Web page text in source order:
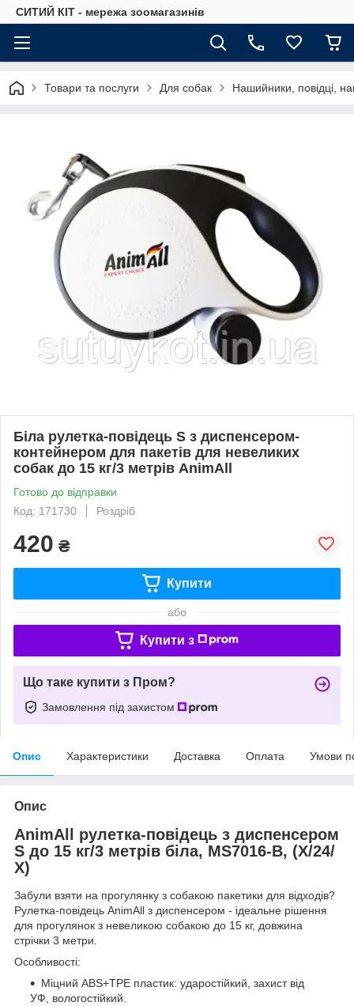
СИТИЙ КІТ - мережа зоомагазинів
Товари та послуги Для собак Нашийники, повідці,
Біла рулетка-повідець S з диспенсером-
контейнером для пакетів для невеликих
собак до 15 кг/3 метрів AnimAll
Готово до відправки
Код: 171730
Роздріб
420 ₴
Купити
або
Купити з
Що таке купити з Пром?
Замовлення під захистом
Опис Характеристики Доставка Оплата Умови
Опис
AnimAll рулетка-повідець з диспенсером
S до 15 кг/3 метрів біла, MS7016-B, (Х/24/
Х)
Забули взяти на прогулянку з собакою пакетики для відходів?
Рулетка-повідець AnimAll з диспенсером - ідеальне рішення
для прогулянок з невеликою собакою до 15 кг, довжина
стрічки 3 метри.
Особливості:
Міцний ABS+ТРЕ пластик: ударостійкий, захист від
УФ, вологостійкий.